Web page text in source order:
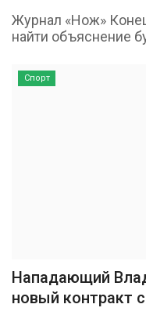
Журнал «Нож»
найти объяснение
Спорт
Нападающий
новый контракт